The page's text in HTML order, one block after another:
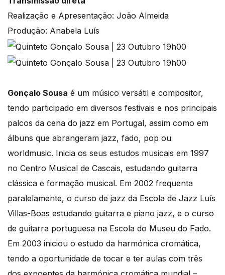
Realização e Apresentação: João Almeida
Produção: Anabela Luís
Gonçalo Sousa é um músico versátil e compositor,
tendo participado em diversos festivais e nos principais
palcos da cena do jazz em Portugal, assim como em
álbuns que abrangeram jazz, fado, pop ou
worldmusic. Inicia os seus estudos musicais em 1997
no Centro Musical de Cascais, estudando guitarra
clássica e formação musical. Em 2002 frequenta
paralelamente, o curso de jazz da Escola de Jazz Luís
Villas-Boas estudando guitarra e piano jazz, e o curso
de guitarra portuguesa na Escola do Museu do Fado.
Em 2003 iniciou o estudo da harmónica cromática,
tendo a oportunidade de tocar e ter aulas com três